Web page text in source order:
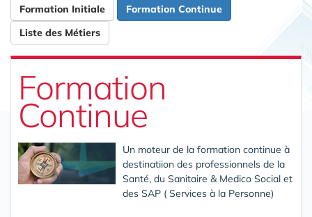
Formation Initiale
Formation Continue
Liste des Métiers
Formation
Continue
Un moteur de la formation continue à
destinatiion des professionnels de la
Santé, du Sanitaire & Medico Social et
des SAP ( Services à la Personne)